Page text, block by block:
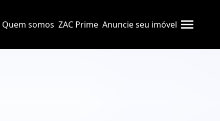
Quem somos ZAC Prime Anuncie seu imóvel